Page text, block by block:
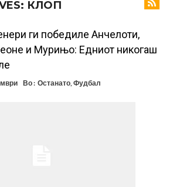
ударот, кој сè досега го поддржал?
за да го разнесам Меси со четири бомби“
од 200 милиони евра, но не го затвора
уште засилувања!
време е Њукасл да ја отвори касата, дали
КЛОП
ги победиле Анчелоти,
и Мурињо: Едниот никогаш
Во : Останато, Фудбал